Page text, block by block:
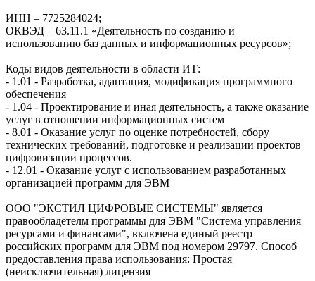
ИНН – 7725284024;
ОКВЭД – 63.11.1 «Деятельность по созданию и
использованию баз данных и информационных ресурсов»;
Коды видов деятельности в области ИТ:
- 1.01 - Разработка, адаптация, модификация программного
обеспечения
- 1.04 - Проектирование и иная деятельность, а также оказание
услуг в отношении информационных систем
- 8.01 - Оказание услуг по оценке потребностей, сбору
технических требований, подготовке и реализации проектов
цифровизации процессов.
- 12.01 - Оказание услуг с использованием разработанных
организацией программ для ЭВМ
ООО "ЭКСТИЛ ЦИФРОВЫЕ СИСТЕМЫ" является
правообладетелм программы для ЭВМ "Система управления
ресурсами и финансами", включена единый реестр
российских программ для ЭВМ под номером 29797. Cпособ
предоставления права использования: Простая
(неисключительная) лицензия